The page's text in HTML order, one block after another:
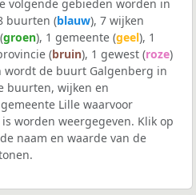
volgende gebieden worden in
buurten (blauw), 7 wijken
groen), 1 gemeente (geel), 1
(bruin), 1 gewest (roze)
wordt de buurt Galgenberg in
buurten, wijken en
Lille waarvoor
worden weergegeven. Klik op
naam en waarde van de